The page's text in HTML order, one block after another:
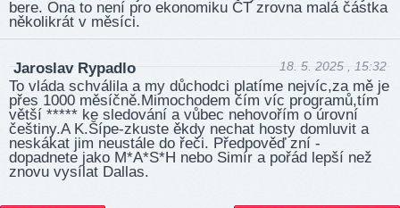
bere. Ona to není pro ekonomiku ČT zrovna malá částka
několikrát v měsíci.
Jaroslav Rypadlo 18. 5. 2025 , 15:32
To vláda schválila a my důchodci platíme nejvíc,za mě je
přes 1000 měsíčně.Mimochodem čím víc programů,tím
větší ***** ke sledování a vůbec nehovořím o úrovní
češtiny.A K.Šípe-zkuste ěkdy nechat hosty domluvit a
neskákat jim neustále do řeči. Předpověď zní -
dopadnete jako M*A*S*H nebo Simír a pořád lepší než
znovu vysílat Dallas.